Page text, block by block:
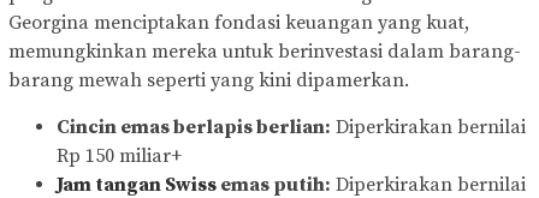
Georgina menciptakan fondasi keuangan yang kuat,
memungkinkan mereka untuk berinvestasi dalam barang-
barang mewah seperti yang kini dipamerkan.
Cincin emas berlapis berlian: Diperkirakan bernilai
Rp 150 miliar+
Jam tangan Swiss emas putih: Diperkirakan bernilai